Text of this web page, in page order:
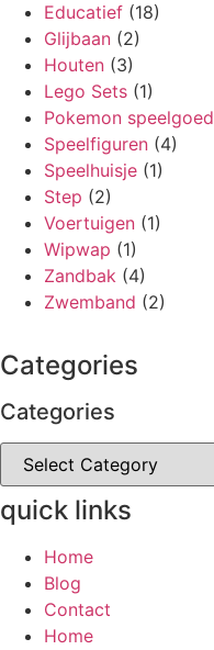
Educatief (18)
Glijbaan (2)
Houten (3)
Lego Sets (1)
Pokemon speelgoed
Speelfiguren (4)
Speelhuisje (1)
Step (2)
Voertuigen (1)
Wipwap (1)
Zandbak (4)
Zwemband (2)
Categories
Categories
Categories
quick links
Home
Blog
Contact
Home